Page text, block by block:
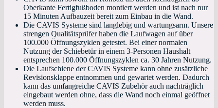
Oberkante Fertigfußboden montiert werden und ist nach nur
15 Minuten Aufbauzeit bereit zum Einbau in die Wand.
Die CAVIS Systeme sind langlebig und wartungsarm. Unsere
strengen Qualitätsprüfer haben die Laufwagen auf über
100.000 Öffnungszyklen getestet. Bei einer normalen
Nutzung der Schiebetür in einem 3-Personen Haushalt
entsprechen 100.000 Öffnungszyklen ca. 30 Jahren Nutzung.
Die Laufschiene der CAVIS Systeme kann ohne zusätzliche
Revisionsklappe entnommen und gewartet werden. Dadurch
kann das umfangreiche CAVIS Zubehör auch nachträglich
eingebaut werden ohne, dass die Wand noch einmal geöffnet
werden muss.